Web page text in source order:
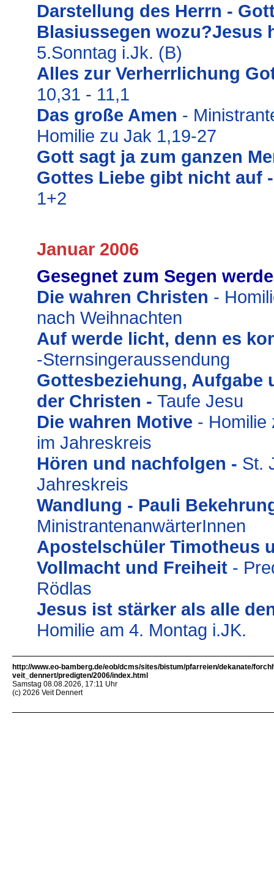
Darstellung des Herrn -
Blasiussegen wozu?Jesus
5.Sonntag i.Jk. (B)
Alles zur Verherrlichung
10,31 - 11,1
Das große Amen -
Homilie zu Jak 1,19-27
Gott sagt ja zum ganzen
Gottes Liebe gibt nicht auf
1+2
Januar 2006
Gesegnet zum Segen
Die wahren Christen -
nach Weihnachten
Auf werde licht, denn es
-Sternsingeraussendung
Gottesbeziehung, Aufgabe
der Christen - Taufe Jesu
Die wahren Motive - Homilie
im Jahreskreis
Hören und nachfolgen - St.
Jahreskreis
Wandlung - Pauli
MinistrantenanwärterInnen
Apostelschüler Timotheus
Vollmacht und Freiheit -
Rödlas
Jesus ist stärker als alle
Homilie am 4. Montag i.JK.
http://www.eo-bamberg.de/eob/dcms/sites/bistum/pfarreien/dekanate/
veit_dennert/predigten/2006/index.html
Samstag 08.08.2026, 17:11 Uhr
(c) 2026 Veit Dennert